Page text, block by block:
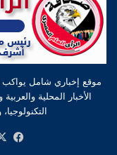
موقع إخباري شامل يواكب
الأخبار المحلية